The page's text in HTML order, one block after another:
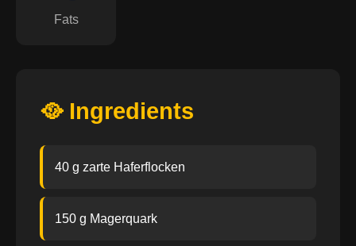
Fats
🥘 Ingredients
40 g zarte Haferflocken
150 g Magerquark